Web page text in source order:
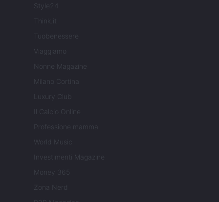
Style24
Think.it
Tuobenessere
Viaggiamo
Nonne Magazine
Milano Cortina
Luxury Club
Il Calcio Online
Professione mamma
World Music
Investimenti Magazine
Money 365
Zona Nerd